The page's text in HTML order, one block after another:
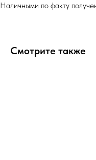
Наличными по факту
Смотрите также